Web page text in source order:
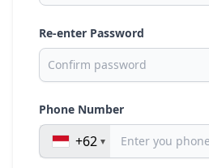
Re-enter Password
Phone Number
+62